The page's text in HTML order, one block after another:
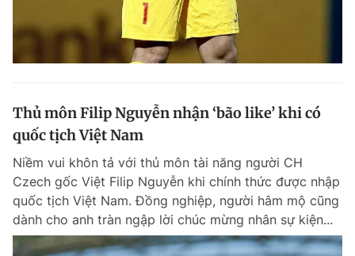
Thủ môn Filip Nguyễn nhận ‘bão like’ khi có
quốc tịch Việt Nam
Niềm vui khôn tả với thủ môn tài năng người CH
Czech gốc Việt Filip Nguyễn khi chính thức được nhập
quốc tịch Việt Nam. Đồng nghiệp, người hâm mộ cũng
dành cho anh tràn ngập lời chúc mừng nhân sự kiện...